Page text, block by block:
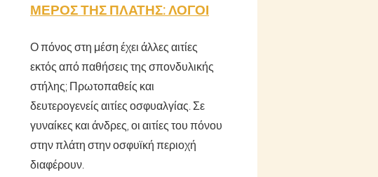
ΜΈΡΟΣ ΤΗΣ ΠΛΆΤΗΣ: ΛΌΓΟΙ
Ο πόνος στη μέση έχει άλλες αιτίες
εκτός από παθήσεις της σπονδυλικής
στήλης; Πρωτοπαθείς και
δευτερογενείς αιτίες οσφυαλγίας. Σε
γυναίκες και άνδρες, οι αιτίες του πόνου
στην πλάτη στην οσφυϊκή περιοχή
διαφέρουν.